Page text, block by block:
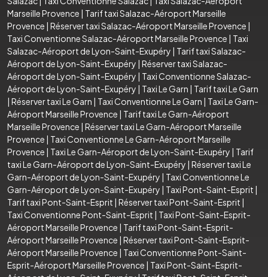
Marseille Provence | Tarif taxi Salazac-Aéroport Marseille
Provence | Réserver taxi Salazac-Aéroport Marseille Provence |
Taxi Conventionne Salazac-Aéroport Marseille Provence | Taxi
Salazac-Aéroport de Lyon-Saint-Exupéry | Tarif taxi Salazac-
Aéroport de Lyon-Saint-Exupéry | Réserver taxi Salazac-
Aéroport de Lyon-Saint-Exupéry | Taxi Conventionne Salazac-
Aéroport de Lyon-Saint-Exupéry | Taxi Le Garn | Tarif taxi Le Garn
| Réserver taxi Le Garn | Taxi Conventionne Le Garn | Taxi Le Garn-
Aéroport Marseille Provence | Tarif taxi Le Garn-Aéroport
Marseille Provence | Réserver taxi Le Garn-Aéroport Marseille
Provence | Taxi Conventionne Le Garn-Aéroport Marseille
Provence | Taxi Le Garn-Aéroport de Lyon-Saint-Exupéry | Tarif
taxi Le Garn-Aéroport de Lyon-Saint-Exupéry | Réserver taxi Le
Garn-Aéroport de Lyon-Saint-Exupéry | Taxi Conventionne Le
Garn-Aéroport de Lyon-Saint-Exupéry | Taxi Pont-Saint-Esprit |
Tarif taxi Pont-Saint-Esprit | Réserver taxi Pont-Saint-Esprit |
Taxi Conventionne Pont-Saint-Esprit | Taxi Pont-Saint-Esprit-
Aéroport Marseille Provence | Tarif taxi Pont-Saint-Esprit-
Aéroport Marseille Provence | Réserver taxi Pont-Saint-Esprit-
Aéroport Marseille Provence | Taxi Conventionne Pont-Saint-
Esprit-Aéroport Marseille Provence | Taxi Pont-Saint-Esprit-